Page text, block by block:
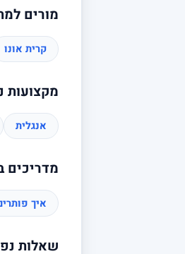
מורים
קרית אונו
מקצועות
אנגלית
מדריכים
איך
שאלות